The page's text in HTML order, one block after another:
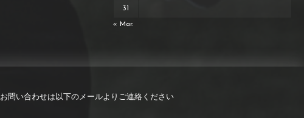
31
« Mar.
お問い合わせは以下のメールよりご連絡ください